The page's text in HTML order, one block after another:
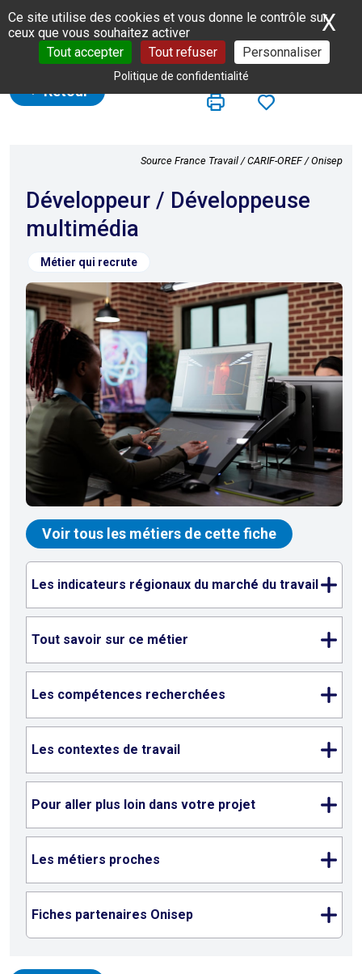
Panneau de gestion des cookies
Ce site utilise des cookies et vous donne le contrôle sur
ceux que vous souhaitez activer
Tout accepter
Tout refuser Personnaliser
Politique de confidentialité
X
Retour
Source France Travail / CARIF-OREF / Onisep
Développeur / Développeuse
multimédia
Métier qui recrute
Voir tous les métiers de cette fiche
Les indicateurs régionaux du marché du travail
Tout savoir sur ce métier
Les compétences recherchées
Les contextes de travail
Pour aller plus loin dans votre projet
Les métiers proches
Fiches partenaires Onisep